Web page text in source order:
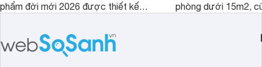
phẩm đời mới 2026 được thiết kế
sở hữu khả năng làm mát tốt mà còn
có giá bán rất hợp lý.
phòng dưới 15m2,
phòng ngủ, phòng